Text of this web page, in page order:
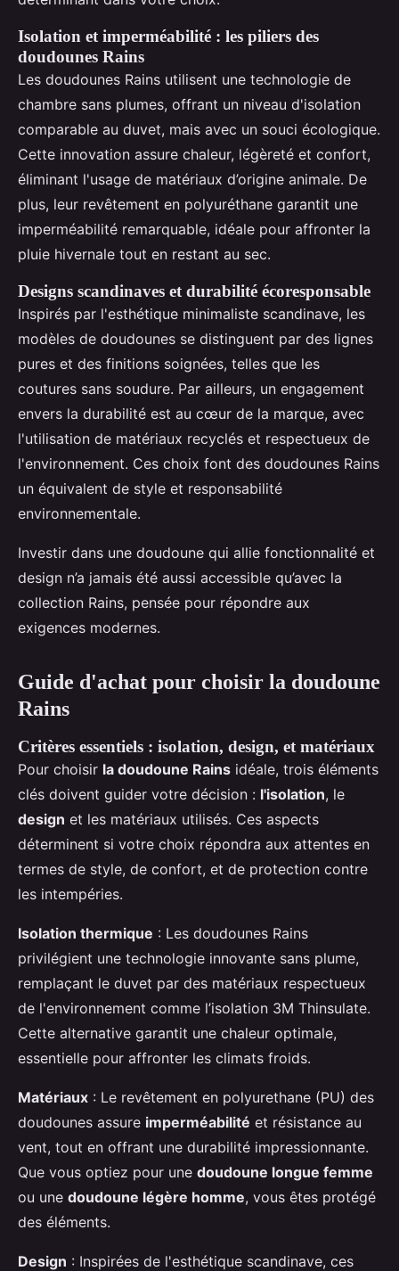
Isolation et imperméabilité : les piliers des
doudounes Rains
Les doudounes Rains utilisent une technologie de
chambre sans plumes, offrant un niveau d'isolation
comparable au duvet, mais avec un souci écologique.
Cette innovation assure chaleur, légèreté et confort,
éliminant l'usage de matériaux d’origine animale. De
plus, leur revêtement en polyuréthane garantit une
imperméabilité remarquable, idéale pour affronter la
pluie hivernale tout en restant au sec.
Designs scandinaves et durabilité écoresponsable
Inspirés par l'esthétique minimaliste scandinave, les
modèles de doudounes se distinguent par des lignes
pures et des finitions soignées, telles que les
coutures sans soudure. Par ailleurs, un engagement
envers la durabilité est au cœur de la marque, avec
l'utilisation de matériaux recyclés et respectueux de
l'environnement. Ces choix font des doudounes Rains
un équivalent de style et responsabilité
environnementale.
Investir dans une doudoune qui allie fonctionnalité et
design n’a jamais été aussi accessible qu’avec la
collection Rains, pensée pour répondre aux
exigences modernes.
Guide d'achat pour choisir la doudoune
Rains
Critères essentiels : isolation, design, et matériaux
Pour choisir la doudoune Rains idéale, trois éléments
clés doivent guider votre décision : l'isolation, le
design et les matériaux utilisés. Ces aspects
déterminent si votre choix répondra aux attentes en
termes de style, de confort, et de protection contre
les intempéries.
Isolation thermique : Les doudounes Rains
privilégient une technologie innovante sans plume,
remplaçant le duvet par des matériaux respectueux
de l'environnement comme l’isolation 3M Thinsulate.
Cette alternative garantit une chaleur optimale,
essentielle pour affronter les climats froids.
Matériaux : Le revêtement en polyurethane (PU) des
doudounes assure imperméabilité et résistance au
vent, tout en offrant une durabilité impressionnante.
Que vous optiez pour une doudoune longue femme
ou une doudoune légère homme, vous êtes protégé
des éléments.
Design : Inspirées de l'esthétique scandinave, ces